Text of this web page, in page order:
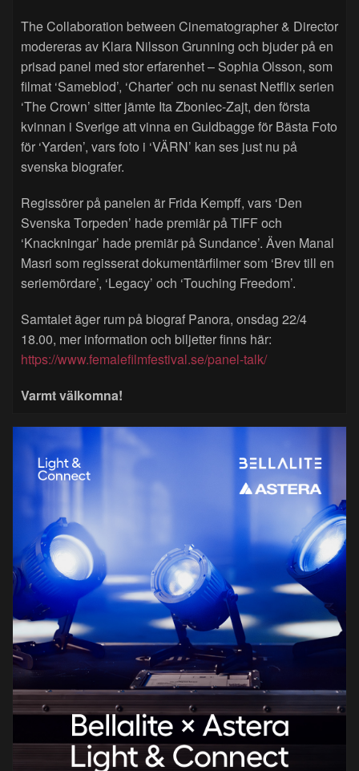
The Collaboration between Cinematographer & Director
modereras av Klara Nilsson Grunning och bjuder på en
prisad panel med stor erfarenhet – Sophia Olsson, som
filmat ‘Sameblod’, ‘Charter’ och nu senast Netflix serien
‘The Crown’ sitter jämte Ita Zboniec-Zajt, den första
kvinnan i Sverige att vinna en Guldbagge för Bästa Foto
för ‘Yarden’, vars foto i ‘VÄRN’ kan ses just nu på
svenska biografer.
Regissörer på panelen är Frida Kempff, vars ‘Den
Svenska Torpeden’ hade premiär på TIFF och
‘Knackningar’ hade premiär på Sundance’. Även Manal
Masri som regisserat dokumentärfilmer som ‘Brev till en
seriemördare’, ‘Legacy’ och ‘Touching Freedom’.
Samtalet äger rum på biograf Panora, onsdag 22/4
18.00, mer information och biljetter finns här:
https://www.femalefilmfestival.se/panel-talk/
Varmt välkomna!